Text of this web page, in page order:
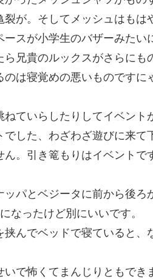
が。そしてメッシュはもは
スが小学生のバザーみた
兄貴のルックスがさらに
は寝覚めの悪いものですに
ていらしたりしてイベン
した、わざわざ遊びに来
。引き篭もりはイベント
パとベジータに前から後
なったけど別にいいです。
んでベッドで寝ていると
で怖くてまんじりともで